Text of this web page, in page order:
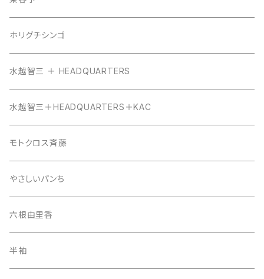
ホリグチシンゴ
水越智三 ＋ HEADQUARTERS
水越智三＋HEADQUARTERS＋KAC
モトクロス斉藤
やさしいパンち
六根由里香
半袖